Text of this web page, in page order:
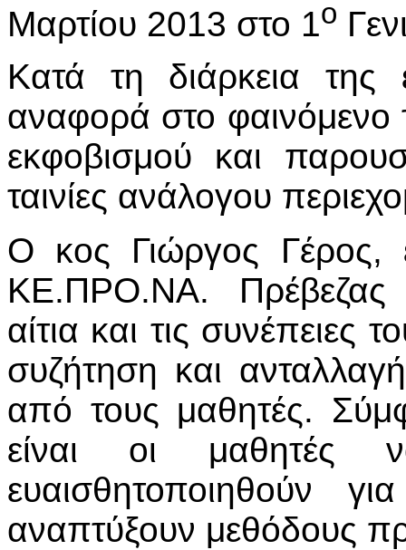
Μαρτίου 2013 στο 1ο
Κατά τη διάρκεια της
αναφορά στο φαινόμενο
εκφοβισμού και
ταινίες ανάλογου
Ο κος Γιώργος Γέρος,
ΚΕ.ΠΡΟ.ΝΑ. Πρέβεζας
αίτια και τις συνέπειες
συζήτηση και
από τους μαθητές.
είναι οι μαθητές
ευαισθητοποιηθούν
αναπτύξουν μεθόδους